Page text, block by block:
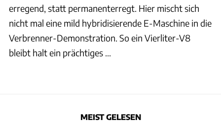
erregend, statt permanenterregt. Hier mischt sich
nicht mal eine mild hybridisierende E-Maschine in die
Verbrenner-Demonstration. So ein Vierliter-V8
bleibt halt ein prächtiges ...
MEIST GELESEN